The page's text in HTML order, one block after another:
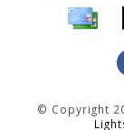
© Copyright